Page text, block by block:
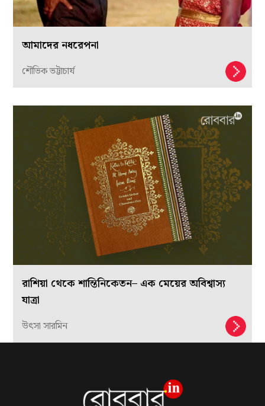
আমাদের নধরেপনা
শৌভিক ভট্টাচার্য
রাশিয়া থেকে শান্তিনিকেতন– এক মেয়ের অবিশ্বাস্য
যাত্রা
উৎসা সারমিন